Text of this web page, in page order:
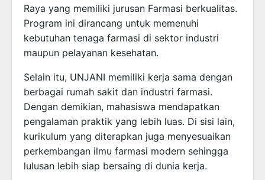
Raya yang memiliki jurusan Farmasi berkualitas.
Program ini dirancang untuk memenuhi
kebutuhan tenaga farmasi di sektor industri
maupun pelayanan kesehatan.
Selain itu, UNJANI memiliki kerja sama dengan
berbagai rumah sakit dan industri farmasi.
Dengan demikian, mahasiswa mendapatkan
pengalaman praktik yang lebih luas. Di sisi lain,
kurikulum yang diterapkan juga menyesuaikan
perkembangan ilmu farmasi modern sehingga
lulusan lebih siap bersaing di dunia kerja.